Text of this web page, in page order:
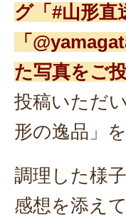
グ「#山形直
「
た写真をご
投稿いただ
形の逸品」
調理した様
感想を添え